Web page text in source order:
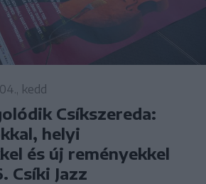
kedd
Csíkszereda:
helyi
és új reményekkel
Csíki Jazz